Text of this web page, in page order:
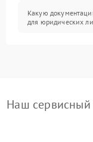
Какую
для юридических
Наш сервисный